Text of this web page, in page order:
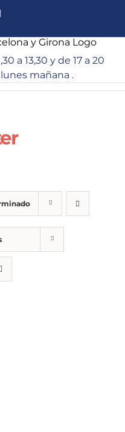
a 13,30 y de 17 a 20
mañana .